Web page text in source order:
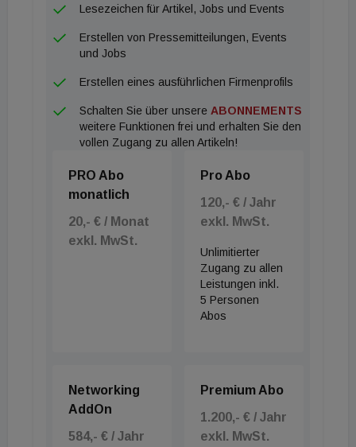
Lesezeichen für Artikel, Jobs und Events
Erstellen von Pressemitteilungen, Events
und Jobs
Erstellen eines ausführlichen Firmenprofils
Schalten Sie über unsere ABONNEMENTS
weitere Funktionen frei und erhalten Sie den
vollen Zugang zu allen Artikeln!
PRO Abo
monatlich
20,- € / Monat
exkl. MwSt.
Pro Abo
120,- € / Jahr
exkl. MwSt.
Unlimitierter
Zugang zu allen
Leistungen inkl.
5 Personen
Abos
Networking
AddOn
584,- € / Jahr
Premium Abo
1.200,- € / Jahr
exkl. MwSt.